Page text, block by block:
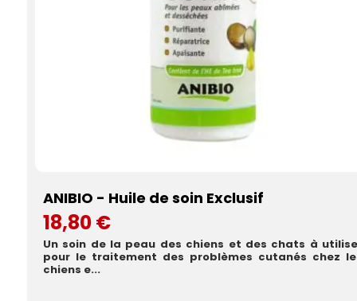
ANIBIO - Huile de soin Exclusif
18,80 €
Un soin de la peau des chiens et des chats à
pour le traitement des problèmes cutanés chez
chiens e...